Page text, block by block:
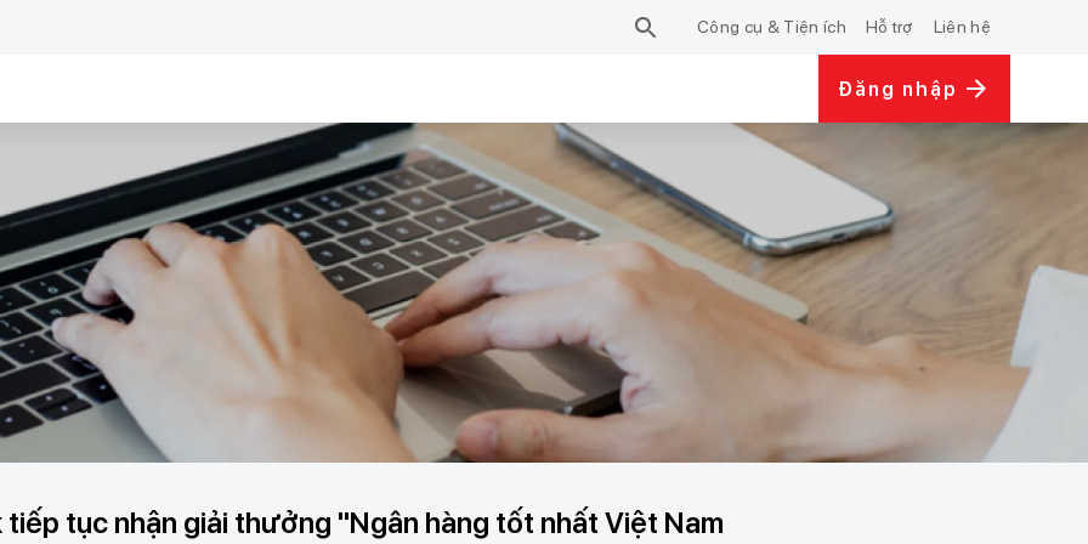
Công cụ & Tiện ích Hỗ trợ Liên hệ
Đăng nhập
tiếp tục nhận giải thưởng "Ngân hàng tốt nhất Việt Nam